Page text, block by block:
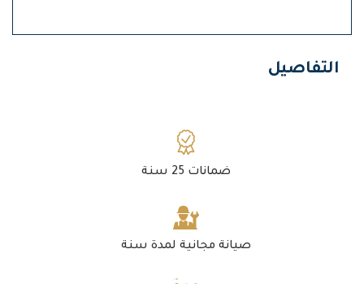
التفاصيل
ضمانات 25 سنة
صيانة مجانية لمدة سنة